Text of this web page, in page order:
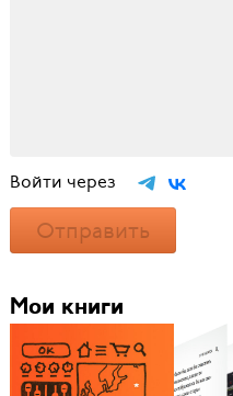
Войти через
Отправить
Мои книги